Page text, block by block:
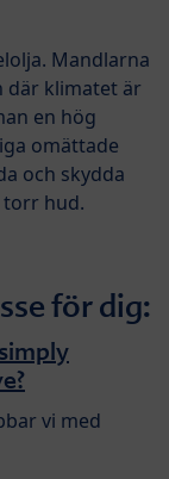
Mandlarna
där klimatet är
en hög
omättade
och skydda
torr hud.
för dig:
vi med